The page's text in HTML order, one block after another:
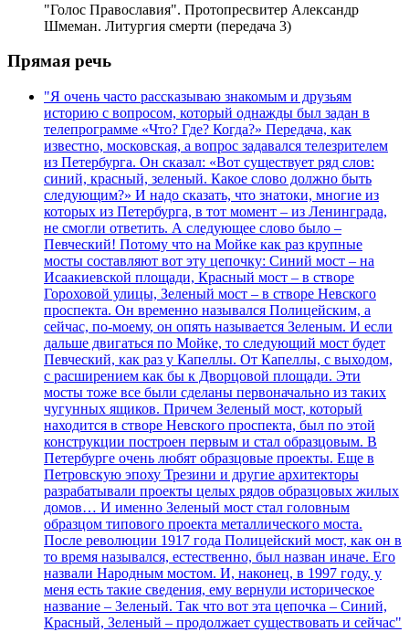
"Голос Православия". Протопресвитер Александр
Шмеман. Литургия смерти (передача 3)
Прямая речь
"Я очень часто рассказываю знакомым и друзьям
историю с вопросом, который однажды был задан в
телепрограмме «Что? Где? Когда?» Передача, как
известно, московская, а вопрос задавался телезрителем
из Петербурга. Он сказал: «Вот существует ряд слов:
синий, красный, зеленый. Какое слово должно быть
следующим?» И надо сказать, что знатоки, многие из
которых из Петербурга, в тот момент – из Ленинграда,
не смогли ответить. А следующее слово было –
Певческий! Потому что на Мойке как раз крупные
мосты составляют вот эту цепочку: Синий мост – на
Исаакиевской площади, Красный мост – в створе
Гороховой улицы, Зеленый мост – в створе Невского
проспекта. Он временно назывался Полицейским, а
сейчас, по-моему, он опять называется Зеленым. И если
дальше двигаться по Мойке, то следующий мост будет
Певческий, как раз у Капеллы. От Капеллы, с выходом,
с расширением как бы к Дворцовой площади. Эти
мосты тоже все были сделаны первоначально из таких
чугунных ящиков. Причем Зеленый мост, который
находится в створе Невского проспекта, был по этой
конструкции построен первым и стал образцовым. В
Петербурге очень любят образцовые проекты. Еще в
Петровскую эпоху Трезини и другие архитекторы
разрабатывали проекты целых рядов образцовых жилых
домов… И именно Зеленый мост стал головным
образцом типового проекта металлического моста.
После революции 1917 года Полицейский мост, как он в
то время назывался, естественно, был назван иначе. Его
назвали Народным мостом. И, наконец, в 1997 году, у
меня есть такие сведения, ему вернули историческое
название – Зеленый. Так что вот эта цепочка – Синий,
Красный, Зеленый – продолжает существовать и сейчас"